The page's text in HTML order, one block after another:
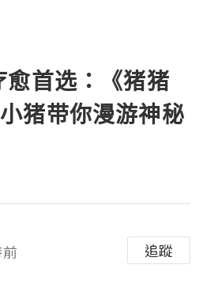
愈首选：《猪猪
猪带你漫游神秘
追蹤